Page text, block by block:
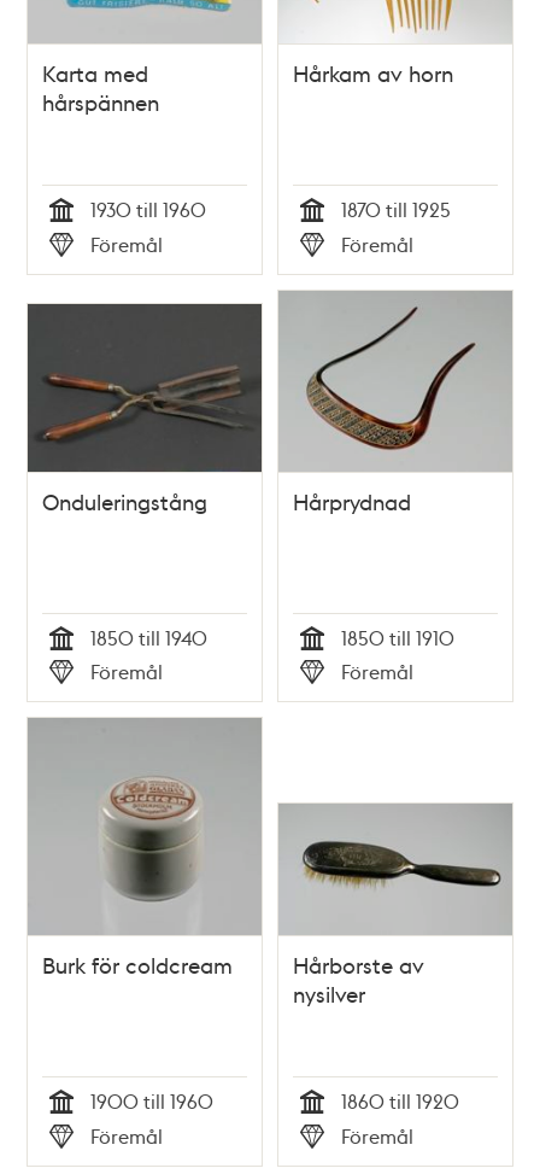
Karta med
hårspännen
Tid
1930 till 1960
Typ
Föremål
Hårkam av horn
Tid
1870 till 1925
Typ
Föremål
Onduleringstång
Tid
1850 till 1940
Typ
Föremål
Hårprydnad
Tid
1850 till 1910
Typ
Föremål
Burk för coldcream
Tid
1900 till 1960
Typ
Föremål
Hårborste av
nysilver
Tid
1860 till 1920
Typ
Föremål